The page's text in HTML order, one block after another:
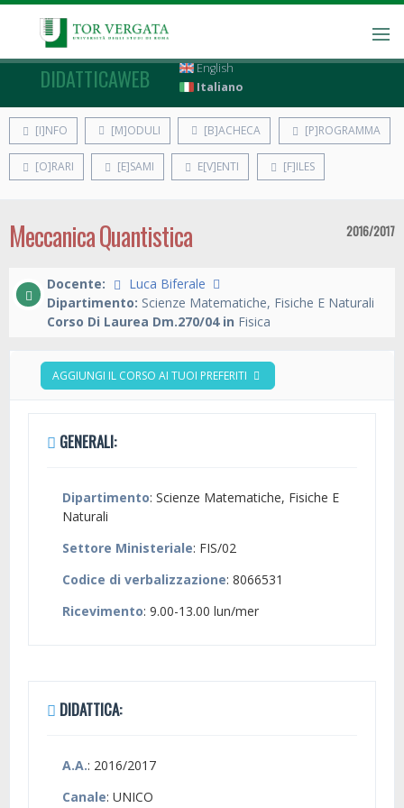
DIDATTICAWEB
English
Italiano
[I]NFO [M]ODULI [B]ACHECA [P]ROGRAMMA
[O]RARI [E]SAMI E[V]ENTI [F]ILES
Meccanica Quantistica 2016/2017
Docente:
Luca Biferale
Dipartimento: Scienze Matematiche, Fisiche E Naturali
Corso Di Laurea Dm.270/04 in Fisica
AGGIUNGI IL CORSO AI TUOI PREFERITI
GENERALI:
Dipartimento: Scienze Matematiche, Fisiche E
Naturali
Settore Ministeriale: FIS/02
Codice di verbalizzazione: 8066531
Ricevimento: 9.00-13.00 lun/mer
DIDATTICA:
A.A.: 2016/2017
Canale: UNICO